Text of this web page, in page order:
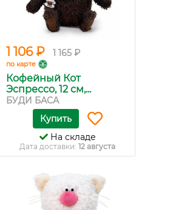
1 106 ₽ 1 165 ₽
по карте
Кофейный Кот
Эспрессо, 12 см,...
БУДИ БАСА
Купить
На складе
Дата доставки: 12 августа